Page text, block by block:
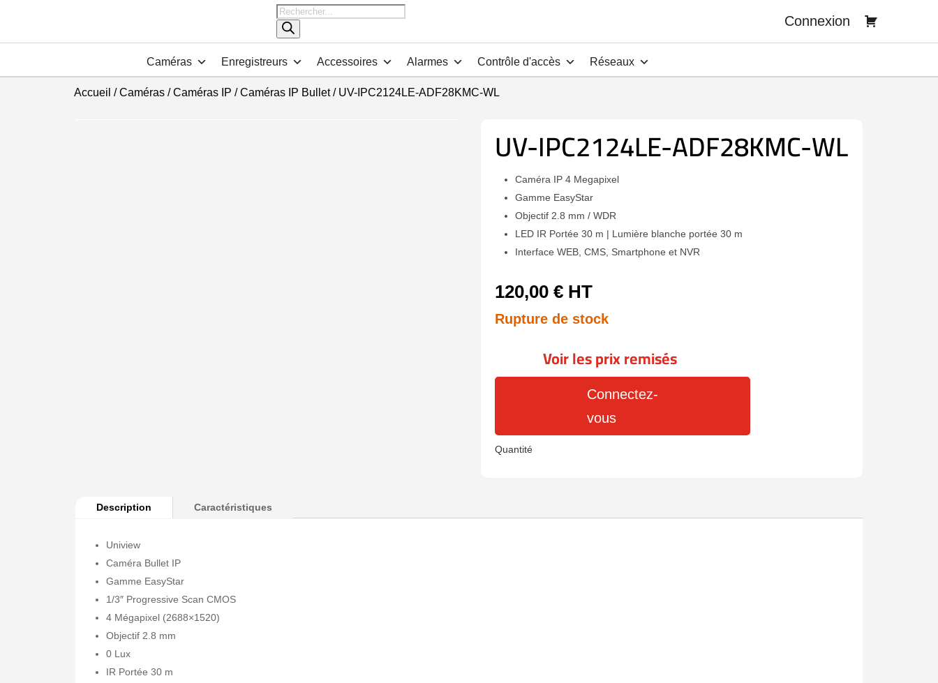
Recherche
de
produits
Connexion
Caméras Enregistreurs Accessoires Alarmes Contrôle d'accès Réseaux
Accueil /Caméras/Caméras IP /Caméras IP Bullet/ UV-IPC2124LE-ADF28KMC-WL
UV-IPC2124LE-ADF28KMC-WL
Caméra IP 4 Megapixel
Gamme EasyStar
Objectif 2.8 mm / WDR
LED IR Portée 30 m | Lumière blanche portée 30 m
Interface WEB, CMS, Smartphone et NVR
120,00 € HT
Rupture de stock
Voir les prix remisés
Connectez-
vous
Description Caractéristiques
Uniview
Caméra Bullet IP
Gamme EasyStar
1/3″ Progressive Scan CMOS
4 Mégapixel (2688×1520)
Objectif 2.8 mm
0 Lux
IR Portée 30 m